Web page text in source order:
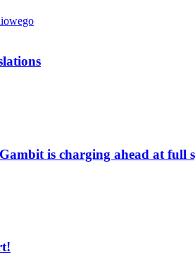
is charging ahead at full